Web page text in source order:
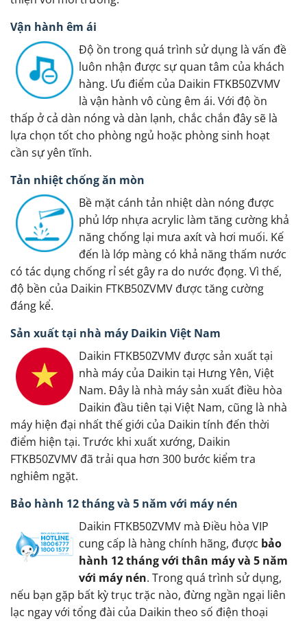
Vận hành êm ái
Độ ồn trong quá trình sử dụng là vấn đề
luôn nhận được sự quan tâm của khách
hàng. Ưu điểm của Daikin FTKB50ZVMV
là vận hành vô cùng êm ái. Với độ ồn
thấp ở cả dàn nóng và dàn lạnh, chắc chắn đây sẽ là
lựa chọn tốt cho phòng ngủ hoặc phòng sinh hoạt
cần sự yên tĩnh.
Tản nhiệt chống ăn mòn
Bề mặt cánh tản nhiệt dàn nóng được
phủ lớp nhựa acrylic làm tăng cường khả
năng chống lại mưa axít và hơi muối. Kế
đến là lớp màng có khả năng thấm nước
có tác dụng chống rỉ sét gây ra do nước đọng. Vì thế,
độ bền của Daikin FTKB50ZVMV được tăng cường
đáng kể.
Sản xuất tại nhà máy Daikin Việt Nam
Daikin FTKB50ZVMV được sản xuất tại
nhà máy của Daikin tại Hưng Yên, Việt
Nam. Đây là nhà máy sản xuất điều hòa
Daikin đầu tiên tại Việt Nam, cũng là nhà
máy hiện đại nhất thế giới của Daikin tính đến thời
điểm hiện tại. Trước khi xuất xướng, Daikin
FTKB50ZVMV đã trải qua hơn 300 bước kiểm tra
nghiêm ngặt.
Bảo hành 12 tháng và 5 năm với máy nén
Daikin FTKB50ZVMV mà Điều hòa VIP
cung cấp là hàng chính hãng, được bảo
hành 12 tháng với thân máy và 5 năm
với máy nén. Trong quá trình sử dụng,
nếu bạn gặp bất kỳ trục trặc nào, đừng ngần ngại liên
lạc ngay với tổng đài của Daikin theo số điện thoại